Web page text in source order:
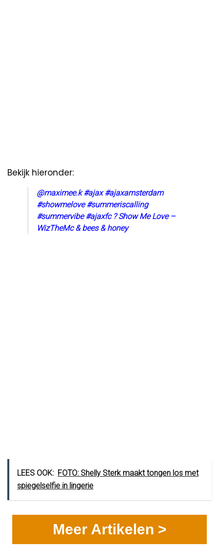
Bekijk hieronder:
@maximee.k #ajax #ajaxamsterdam
#showmelove #summeriscalling
#summervibe #ajaxfc ? Show Me Love –
WizTheMc & bees & honey
LEES OOK: FOTO: Shelly Sterk maakt tongen los met
spiegelselfie in lingerie
Meer Artikelen >